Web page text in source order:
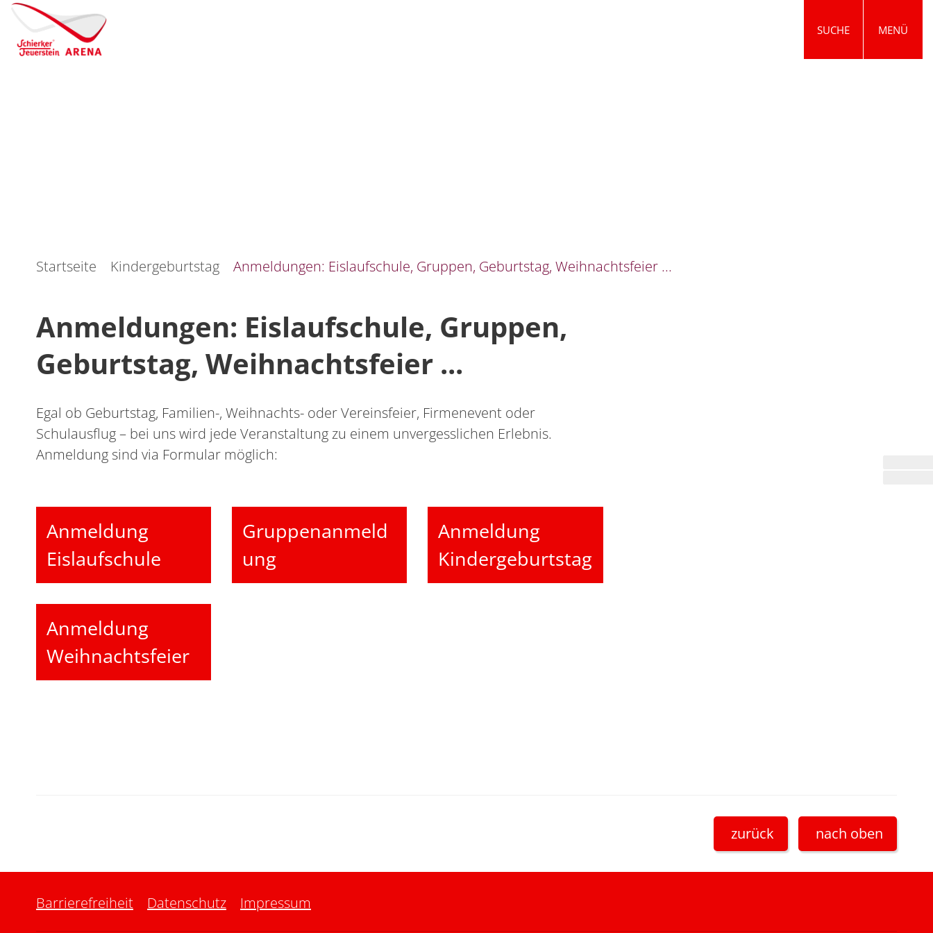
SUCHE MENÜ
Startseite Kindergeburtstag Anmeldungen: Eislaufschule, Gruppen, Geburtstag, Weihnachtsfeier ...
Anmeldungen: Eislaufschule, Gruppen,
Geburtstag, Weihnachtsfeier ...
Egal ob Geburtstag, Familien-, Weihnachts- oder Vereinsfeier, Firmen­event oder
Schulausflug – bei uns wird jede Veranstaltung zu einem unvergesslichen Erlebnis.
Anmeldung sind via Formular möglich:
Anmeldung
Eislaufschule
Gruppenanmeld
ung
Anmeldung
Kindergeburtstag
Anmeldung
Weihnachtsfeier
zurück nach oben
Barrierefreiheit Datenschutz Impressum